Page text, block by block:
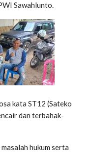
Sawahlunto.
kata ST12 (Sateko
dan terbahak-
hukum serta